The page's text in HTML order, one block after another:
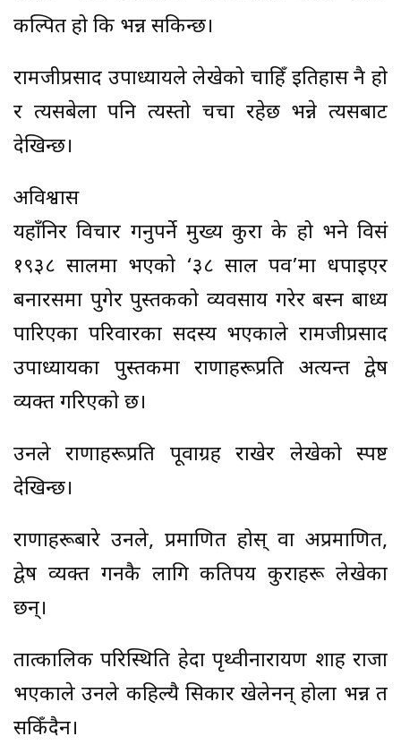
कल्पित हो कि भन्न सकिन्छ।
रामजीप्रसाद उपाध्यायले लेखेको चाहिँ इतिहास नै हो
र त्यसबेला पनि त्यस्तो चर्चा रहेछ भन्ने त्यसबाट
देखिन्छ।
अविश्वास
यहाँनिर विचार गर्नुपर्ने मुख्य कुरा के हो भने विसं
१९३८ सालमा भएको ‘३८ साल पर्व’मा धपाइएर
बनारसमा पुगेर पुस्तकको व्यवसाय गरेर बस्न बाध्य
पारिएका परिवारका सदस्य भएकाले रामजीप्रसाद
उपाध्यायका पुस्तकमा राणाहरूप्रति अत्यन्त द्वेष
व्यक्त गरिएको छ।
उनले राणाहरूप्रति पूर्वाग्रह राखेर लेखेको स्पष्ट
देखिन्छ।
राणाहरूबारे उनले, प्रमाणित होस् वा अप्रमाणित,
द्वेष व्यक्त गर्नकै लागि कतिपय कुराहरू लेखेका
छन्।
तात्कालिक परिस्थिति हेर्दा पृथ्वीनारायण शाह राजा
भएकाले उनले कहिल्यै सिकार खेलेनन् होला भन्न त
सकिँदैन।